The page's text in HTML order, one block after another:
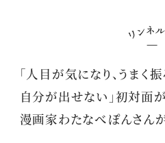
「人目が気になり、うまく
自分が出せない」初対面
漫画家わたなべぽんさん